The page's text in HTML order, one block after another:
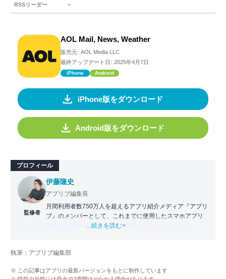
RSSリーダー －
AOL Mail, News, Weather
販売元: AOL Media LLC
最終アップデート日: 2025年4月7日
iPhone Android
iPhone版をダウンロード
Android版をダウンロード
プロフィール
監修者
伊藤隆史
アプリブ編集長
月間利用者数750万人を超えるアプリ紹介メディア『アプリ
ブ』のメンバーとして、これまでに使用したスマホアプリ
の数は25,000以上。アプリの知見を活かし、テレビ・
化アプリの紹介）、TBS『サタプラ』（スマホライフが変
スマホアプリ）他
...続きを読む
執筆：アプリブ編集部
※ この記事はアプリの最新バージョンをもとに制作しています